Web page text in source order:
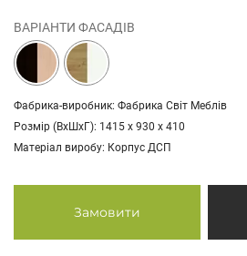
ВАРІАНТИ ФАСАДІВ
Фабрика-виробник: Фабрика Світ Меблів
Розмір (ВхШхГ): 1415 х 930 х 410
Матеріал виробу: Корпус ДСП
Замовити